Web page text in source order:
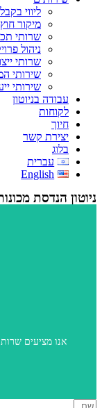
ליווי בקבלת סיוע
מיקור חוץ
שרותי תכנון
ניהול פרויקטים
שרותי ייצור
שירותי המנבטה
שירותי ייעוץ
בניוטון
קשר
עברית
English
מכונות
מציעים שרותי הנדסת